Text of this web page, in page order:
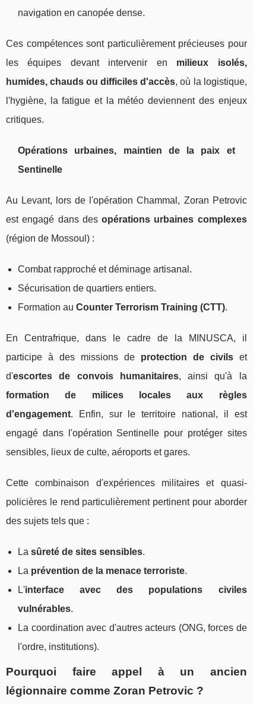
navigation en canopée dense.
Ces compétences sont particulièrement précieuses pour
les équipes devant intervenir en milieux isolés,
humides, chauds ou difficiles d'accès, où la logistique,
l'hygiène, la fatigue et la météo deviennent des enjeux
critiques.
Opérations urbaines, maintien de la paix et
Sentinelle
Au Levant, lors de l'opération Chammal, Zoran Petrovic
est engagé dans desopérations urbaines complexes
(région de Mossoul) :
Combat rapproché et déminage artisanal.
Sécurisation de quartiers entiers.
Formation au Counter Terrorism Training (CTT).
En Centrafrique, dans le cadre de la MINUSCA, il
participe à des missions de protection de civilset
d'escortes de convois humanitaires, ainsi qu'à la
formation de milices locales aux règles
d'engagement. Enfin, sur le territoire national, il est
engagé dans l'opération Sentinelle pour protéger sites
sensibles, lieux de culte, aéroports et gares.
Cette combinaison d'expériences militaires et quasi-
policières le rend particulièrement pertinent pour aborder
des sujets tels que :
La sûreté de sites sensibles.
La prévention de la menace terroriste.
L'interface avec des populations civiles
vulnérables.
La coordination avec d'autres acteurs (ONG, forces de
l'ordre, institutions).
Pourquoi faire appel à un ancien
légionnaire comme Zoran Petrovic ?